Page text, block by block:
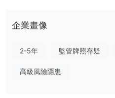
Liyan Broker 僅提供
Liyan Broker 提供四種帳戶類型：
戶、伊斯蘭教帳戶
企業畫像
2-5年 監管牌照存疑
高級風險隱患